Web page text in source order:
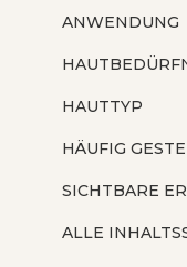
ANWENDUNG
HAUTTYP
HÄUFIG
SICHTBARE
ALLE